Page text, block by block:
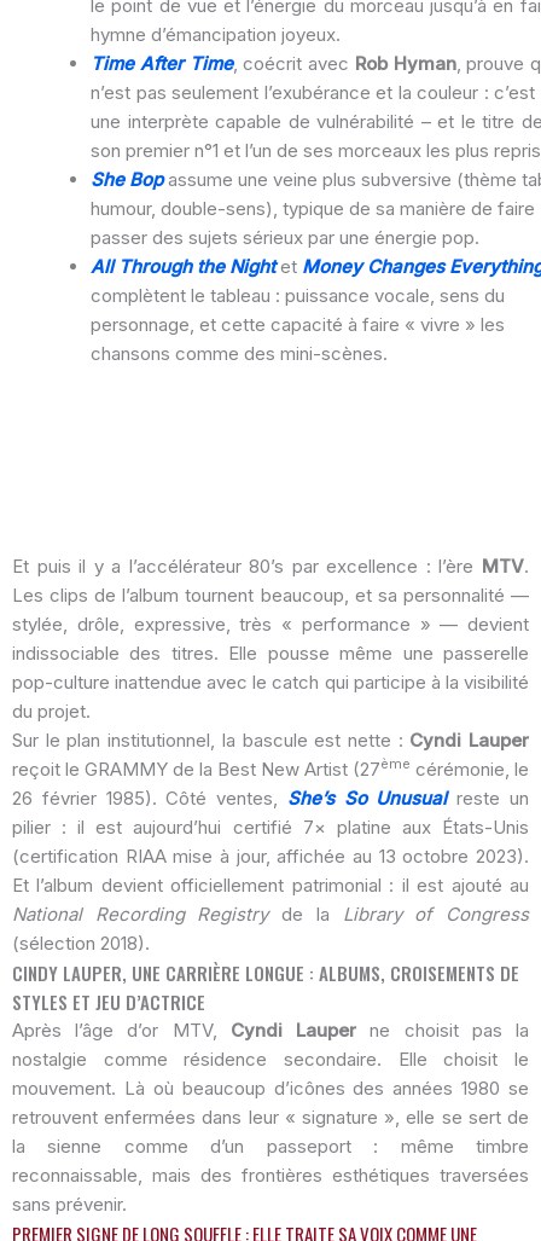
le point de vue et l’énergie du morceau jusqu’à en
hymne d’émancipation joyeux.
Time After Time, coécrit avec Rob Hyman, prouve
n’est pas seulement l’exubérance et la couleur : c’est
une interprète capable de vulnérabilité – et le titre
son premier n°1 et l’un de ses morceaux les plus
She Bopassume une veine plus subversive (thème
humour, double-sens), typique de sa manière de faire
passer des sujets sérieux par une énergie pop.
All Through the Nightet Money Changes
complètent le tableau : puissance vocale, sens du
personnage, et cette capacité à faire « vivre » les
chansons comme des mini-scènes.
Et puis il y a l’accélérateur 80’s par excellence : l’ère MTV.
Les clips de l’album tournent beaucoup, et sa personnalité —
stylée, drôle, expressive, très « performance » — devient
indissociable des titres. Elle pousse même une passerelle
pop-culture inattendue avec le catch qui participe à la visibilité
du projet.
Sur le plan institutionnel, la bascule est nette : Cyndi Lauper
reçoit le GRAMMY de la Best New Artist (27ème cérémonie, le
26 février 1985). Côté ventes, She’s So Unusualreste un
pilier : il est aujourd’hui certifié 7× platine aux États-Unis
(certification RIAA mise à jour, affichée au 13 octobre 2023).
Et l’album devient officiellement patrimonial : il est ajouté au
National Recording Registryde la Library of Congress
(sélection 2018).
CINDY LAUPER, UNE CARRIÈRE LONGUE : ALBUMS, CROISEMENTS DE
STYLES ET JEU D’ACTRICE
Après l’âge d’or MTV, Cyndi Lauper ne choisit pas la
nostalgie comme résidence secondaire. Elle choisit le
mouvement. Là où beaucoup d’icônes des années 1980 se
retrouvent enfermées dans leur « signature », elle se sert de
la sienne comme d’un passeport : même timbre
reconnaissable, mais des frontières esthétiques traversées
sans prévenir.
PREMIER SIGNE DE LONG SOUFFLE : ELLE TRAITE SA VOIX COMME UNE